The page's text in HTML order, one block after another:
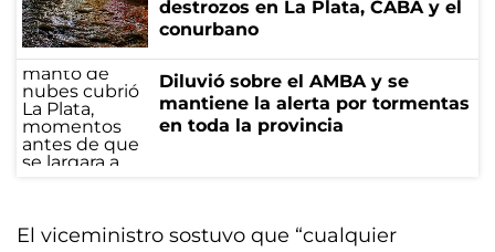
destrozos en La Plata, CABA y el
conurbano
Diluvió sobre el AMBA y se
mantiene la alerta por tormentas
en toda la provincia
El viceministro sostuvo que “cualquier